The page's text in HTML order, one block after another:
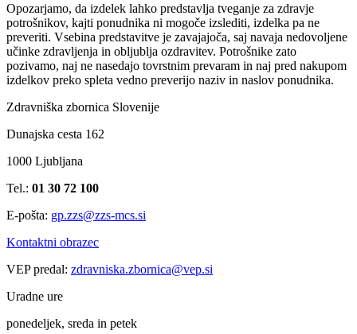
Opozarjamo, da izdelek lahko predstavlja tveganje za zdravje
potrošnikov, kajti ponudnika ni mogoče izslediti, izdelka pa ne
preveriti. Vsebina predstavitve je zavajajoča, saj navaja nedovoljene
učinke zdravljenja in obljublja ozdravitev. Potrošnike zato
pozivamo, naj ne nasedajo tovrstnim prevaram in naj pred nakupom
izdelkov preko spleta vedno preverijo naziv in naslov ponudnika.
Zdravniška zbornica Slovenije
Dunajska cesta 162
1000 Ljubljana
Tel.: 01 30 72 100
E-pošta: gp.zzs@zzs-mcs.si
Kontaktni obrazec
VEP predal: zdravniska.zbornica@vep.si
Uradne ure
ponedeljek, sreda in petek